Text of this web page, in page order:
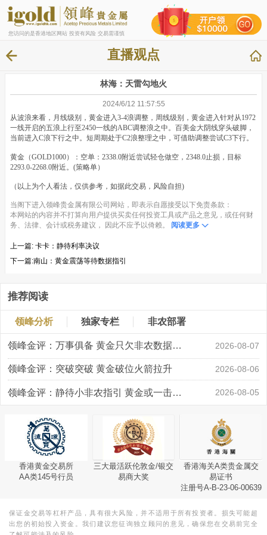
您访问的是香港地区网站 投资有风险 交易需谨慎
直播观点
林海：天雷勾地火
2024/6/12 11:57:55
从波浪来看，月线级别，黄金进入3-4浪调整，周线级别，黄金进入针对从1972
一线开启的五浪上行至2450一线的ABC调整浪之中。百美金大阴线穿头破脚，
当前进入C浪下行之中。短周期处于C2浪整理之中，可借助调整尝试C3下行。
黄金（GOLD1000）：空单：2338.0附近尝试轻仓做空，2348.0止损，目标
2293.0-2268.0附近。(策略单）
（以上为个人看法，仅供参考，如据此交易，风险自担)
当阁下进入领峰贵金属有限公司网站，即表示自愿接受以下免责条款：
本网站的内容并不打算向用户提供买卖任何投资工具或产品之意见，或任何财
务、法律、会计或税务建议， 因此不应予以倚赖。
阅读更多
上一篇: 卡卡：静待利率决议
下一篇:​南山：黄金震荡等待数据指引
推荐阅读
领峰分析 独家专栏 非农部署
领峰金评：万事俱备 黄金只欠非农数据“东风” 2026-08-07
领峰金评：突破突破 黄金破位火箭拉升 2026-08-06
领峰金评：静待小非农指引 黄金或一击破局 2026-08-05
香港黄金交易所
AA类145号行员
三大最活跃伦敦金/银交
易商大奖
香港海关A类贵金属交
易证书
注册号A-B-23-06-00639
保证金交易等杠杆产品，具有很大风险，并不适用于所有投资者。损失可能超
出您的初始投入资金。我们建议您征询独立顾问的意见，确保您在交易前完全